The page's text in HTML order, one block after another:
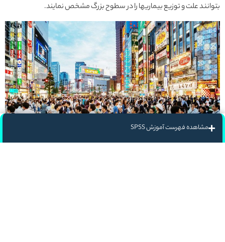
بتوانند علت و توزیع بیماریها را در سطوح بزرگ مشخص نمایند.
مشاهده فهرست آموزش SPSS